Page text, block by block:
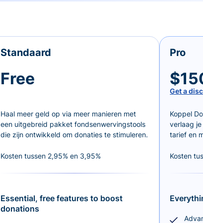
Standaard
Free
Haal meer geld op via meer manieren met
een uitgebreid pakket fondsenwervingstools
die zijn ontwikkeld om donaties te stimuleren.
Kosten tussen 2,95% en 3,95%
Essential, free features to boost
donations
Pro
Get a
Koppel
verlaag
tarief en
Kosten